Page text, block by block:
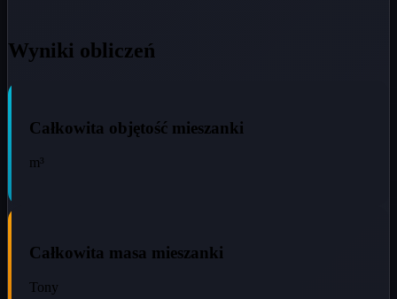
Wyniki obliczeń
Całkowita objętość mieszanki
m³
Całkowita masa mieszanki
Tony